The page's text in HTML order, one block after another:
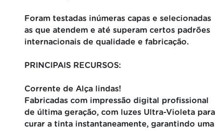
Foram testadas inúmeras capas e selecionadas
as que atendem e até superam certos padrões
internacionais de qualidade e fabricação.
PRINCIPAIS RECURSOS:
Corrente de Alça lindas!
Fabricadas com impressão digital profissional
de última geração, com luzes Ultra-Violeta para
curar a tinta instantaneamente, garantindo uma